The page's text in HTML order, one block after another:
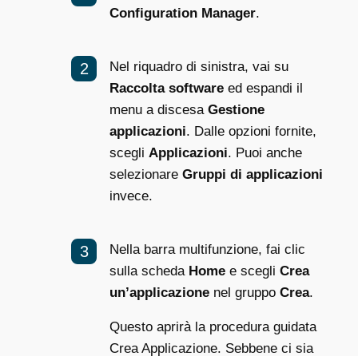
Configuration Manager.
Nel riquadro di sinistra, vai su
Raccolta software ed espandi il
menu a discesa Gestione
applicazioni. Dalle opzioni fornite,
scegli Applicazioni. Puoi anche
selezionare Gruppi di applicazioni
invece.
Nella barra multifunzione, fai clic
sulla scheda Home e scegli Crea
un’applicazione nel gruppo Crea.
Questo aprirà la procedura guidata
Crea Applicazione. Sebbene ci sia